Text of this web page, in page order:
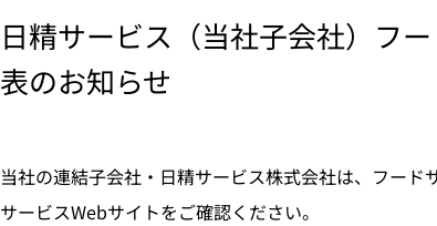
日精サービス（当社子会社）フ
表のお知らせ
当社の連結子会社・日精サービス株式会社は、フー
サービスWebサイトをご確認ください。